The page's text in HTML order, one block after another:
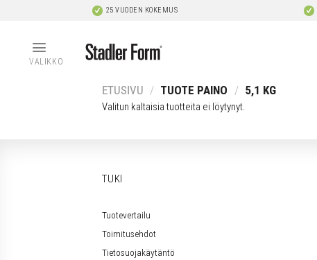
25 VUODEN KOKEMUS
VALIKKO
ETUSIVU / TUOTE PAINO / 5,1 KG
Valitun kaltaisia tuotteita ei löytynyt.
TUKI
Tuotevertailu
Toimitusehdot
Tietosuojakäytäntö